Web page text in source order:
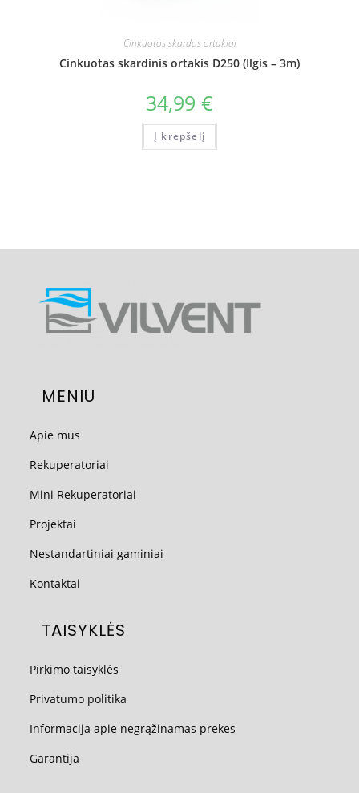
Cinkuotos skardos ortakiai
Cinkuotas skardinis ortakis D250 (Ilgis – 3m)
34,99 €
Į krepšelį
MENIU
Apie mus
Rekuperatoriai
Mini Rekuperatoriai
Projektai
Nestandartiniai gaminiai
Kontaktai
TAISYKLĖS
Pirkimo taisyklės
Privatumo politika
Informacija apie negrąžinamas prekes
Garantija